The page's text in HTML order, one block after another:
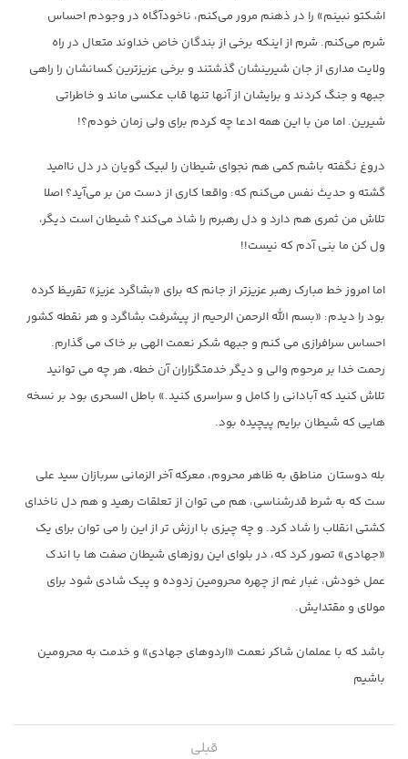
اشکتو نبینم» را در ذهنم مرور می‌کنم، ناخودآگاه در وجودم احساس
شرم می‌کنم. شرم از اینکه برخی از بندگان خاص خداوند متعال در راه
ولایت مداری از جان شیرینشان گذشتند و برخی عزیزترین کسانشان را راهی
جبهه و جنگ کردند و برایشان از آنها تنها قاب عکسی ماند و خاطراتی
شیرین. اما من با این همه ادعا چه کردم برای ولی زمان خودم؟!
دروغ نگفته باشم کمی هم نجوای شیطان را لبیک گویان در دل ناامید
گشته و حدیث نفس می‌کنم که: واقعا کاری از دست من بر می‌آید؟ اصلا
تلاش من ثمری هم دارد و دل رهبرم را شاد می‌کند؟ شیطان است دیگر،
ول کن ما بنی آدم که نیست!!
اما امروز خط مبارک رهبر عزیزتر از جانم که برای «بشاگرد عزیز» تقریظ کرده
بود را دیدم: «بسم الله الرحمن الرحیم از پیشرفت بشاگرد و هر نقطه کشور
احساس سرافرازی می کنم و جبهه شکر نعمت الهی بر خاک می گذارم.
رحمت خدا بر مرحوم والی و دیگر خدمتگزاران آن خطه، هر چه می توانید
تلاش کنید که آبادانی را کامل و سراسری کنید.» باطل السحری بود بر نسخه
هایی که شیطان برایم پیچیده بود.
بله دوستان مناطق به ظاهر محروم، معرکه آخر الزمانی سربازان سید علی
ست که به شرط قدرشناسی، هم می توان از تعلقات رهید و هم دل ناخدای
کشتی انقلاب را شاد کرد. و چه چیزی با ارزش تر از این را می توان برای یک
«جهادی» تصور کرد که، در بلوای این روزهای شیطان صفت ها با اندک
عمل خودش، غبار غم از چهره محرومین زدوده و پیک شادی شود برای
مولای و مقتدایش.
باشد که با عملمان شاکر نعمت «اردوهای جهادی» و خدمت به محرومین
باشیم
قبلی